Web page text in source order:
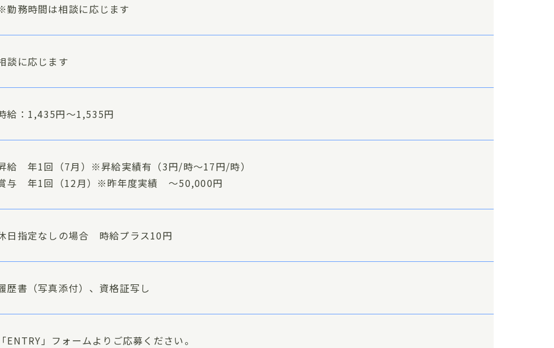
勤務時間は相談に応じます
談に応じます
給：1,435円～1,535円
給 年1回（7月）※昇給実績有（3円/時～17円/時）
与 年1回（12月）※昨年度実績 ～50,000円
日指定なしの場合 時給プラス10円
歴書（写真添付）、資格証写し
「ENTRY」フォームよりご応募ください。